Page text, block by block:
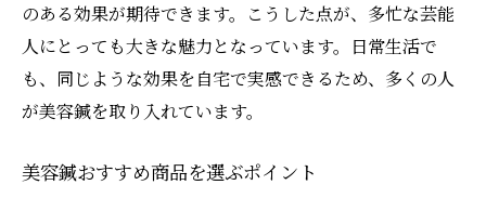
のある効果が期待できます。こうした点が、多忙な芸能
人にとっても大きな魅力となっています。日常生活で
も、同じような効果を自宅で実感できるため、多くの人
が美容鍼を取り入れています。
美容鍼おすすめ商品を選ぶポイント